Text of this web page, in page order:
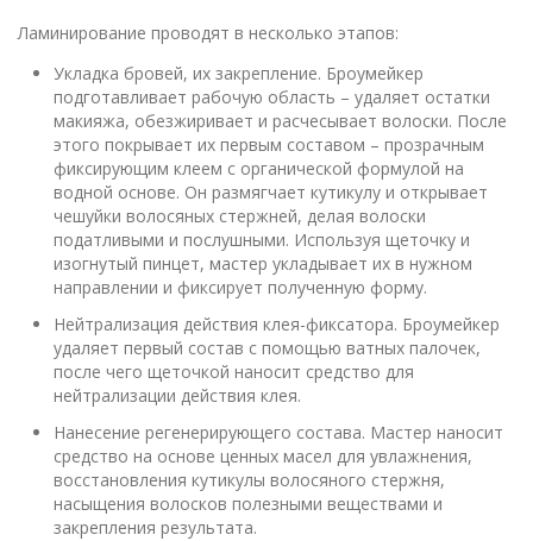
Ламинирование проводят в несколько этапов:
Укладка бровей, их закрепление. Броумейкер
подготавливает рабочую область – удаляет остатки
макияжа, обезжиривает и расчесывает волоски. После
этого покрывает их первым составом – прозрачным
фиксирующим клеем с органической формулой на
водной основе. Он размягчает кутикулу и открывает
чешуйки волосяных стержней, делая волоски
податливыми и послушными. Используя щеточку и
изогнутый пинцет, мастер укладывает их в нужном
направлении и фиксирует полученную форму.
Нейтрализация действия клея-фиксатора. Броумейкер
удаляет первый состав с помощью ватных палочек,
после чего щеточкой наносит средство для
нейтрализации действия клея.
Нанесение регенерирующего состава. Мастер наносит
средство на основе ценных масел для увлажнения,
восстановления кутикулы волосяного стержня,
насыщения волосков полезными веществами и
закрепления результата.